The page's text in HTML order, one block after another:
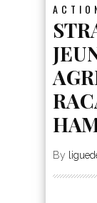
By